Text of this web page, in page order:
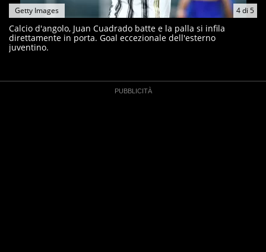
4di 5
Getty Images
Calcio d'angolo, Juan Cuadrado batte e la palla si infila
direttamente in porta. Goal eccezionale dell'esterno
juventino.